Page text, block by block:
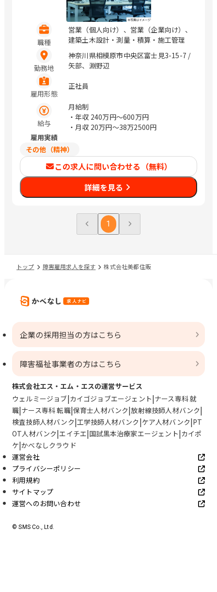
職種
営業（個人向け）、営業（企業向け）、
建築土木設計・測量・積算・施工管理
勤務地
神奈川県相模原市中央区富士見3-15-7 /
矢部、淵野辺
雇用形態
正社員
給与
月給制
・年収 240万円〜600万円
・月収 20万円〜38万2500円
雇用実績
その他（精神）
この求人に問い合わせる（無料）
詳細を見る
1
トップ 障害雇用求人を探す 株式会社美都住販
企業の採用担当の方はこちら
障害福祉事業者の方はこちら
株式会社エス・エム・エスの運営サービス
ウェルミージョブ カイゴジョブエージェント ナース専科 就
職 ナース専科 転職 保育士人材バンク 放射線技師人材バンク
検査技師人材バンク 工学技師人材バンク ケア人材バンク PT
OT人材バンク エイチエ 国試黒本治療家エージェント カイポ
ケ かべなしクラウド
運営会社
プライバシーポリシー
利用規約
サイトマップ
運営へのお問い合わせ
© SMS Co., Ltd.